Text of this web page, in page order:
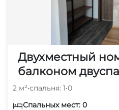
Двухместный
балконом
2 м²•спальня: 1•0
Спальных мест: 0